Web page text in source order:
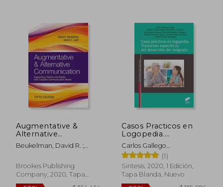
50%
dcto. $ 84.858
50%
dcto.
Augmentative &
Alternative
Communication:
Supporting Children
Complex
Communication
Beukelman, David R. ;
Brookes Publishing
Company, 2020, Tapa
Dura, Nuevo
Casos Practicos en
Logopedia.
Trastornos
Especificos del
Desarrollo del
Lenguaje
Carlos Gallego
Lopez,Miguel Lazaro
Lopez Villaseñor
(1)
Sintesis, 2020, 1 Edición,
Tapa Blanda, Nuevo